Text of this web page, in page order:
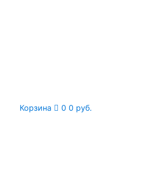
Корзина 0 0 руб.